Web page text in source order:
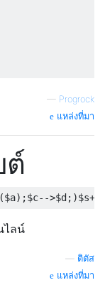
— Progrock
แหล่งที่มา
ต์
($a);$c-->$d ;)$s+=
ไลน์
ติตัส
แหล่งที่มา